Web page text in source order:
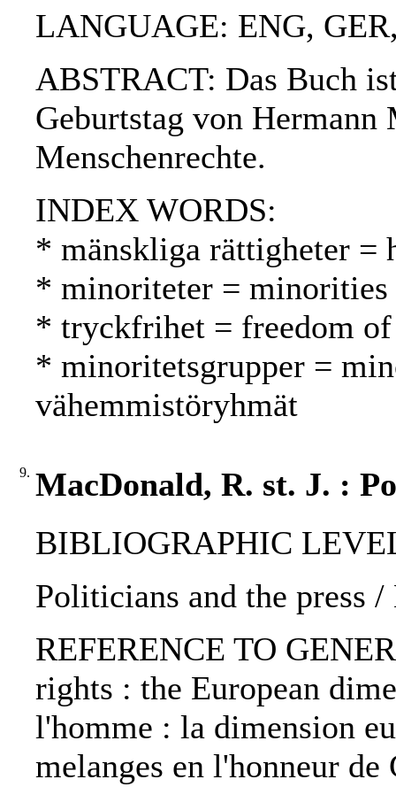
LANGUAGE: ENG,
ABSTRACT: Das Buch
Geburtstag von
Menschenrechte.
INDEX WORDS:
* mänskliga rättigheter =
* minoriteter = minorities
* tryckfrihet = freedom of
* minoritetsgrupper =
vähemmistöryhmät
9. MacDonald, R. st. J. :
BIBLIOGRAPHIC
Politicians and the press
REFERENCE TO
rights : the European
l'homme : la dimension
melanges en l'honneur